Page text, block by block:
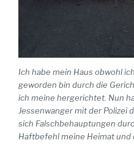
Ich habe mein Haus obwohl
geworden bin durch die
ich meine hergerichtet. Nun
Jessenwanger mit der Polizei
sich Falschbehauptungen
Haftbefehl meine Heimat